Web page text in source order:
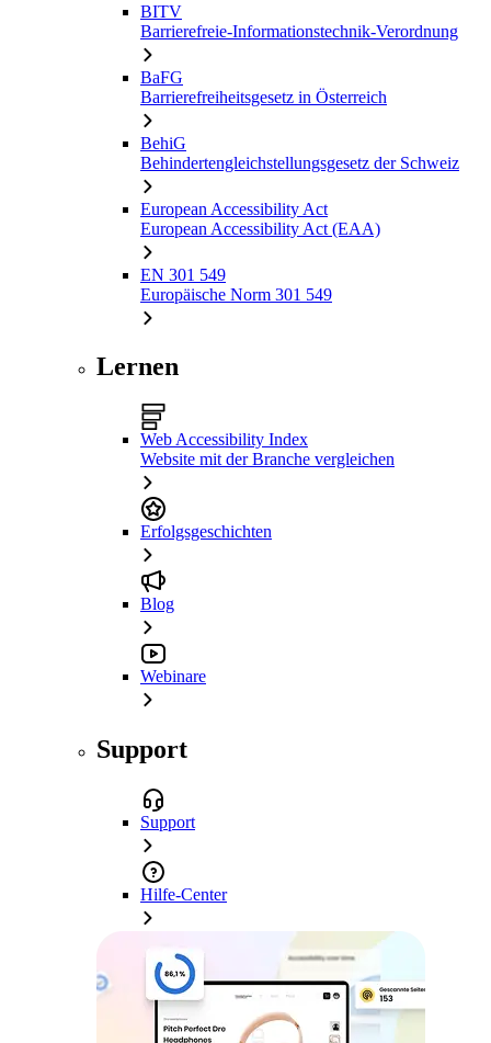
BITV
Barrierefreie-Informationstechnik-Verordnung
BaFG
Barrierefreiheitsgesetz in Österreich
BehiG
Behindertengleichstellungsgesetz der Schweiz
European Accessibility Act
European Accessibility Act (EAA)
EN 301 549
Europäische Norm 301 549
Lernen
Web Accessibility Index
Website mit der Branche vergleichen
Erfolgsgeschichten
Blog
Webinare
Support
Support
Hilfe-Center